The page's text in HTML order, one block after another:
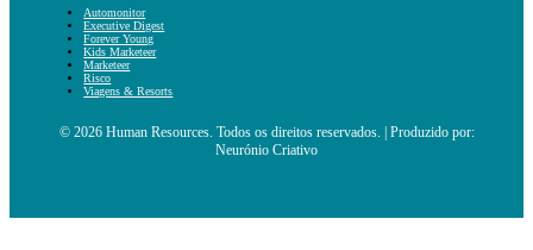
Automonitor
Executive Digest
Forever Young
Kids Marketeer
Marketeer
Risco
Viagens & Resorts
© 2026 Human Resources. Todos os direitos reservados. | Produzido por:
Neurónio Criativo